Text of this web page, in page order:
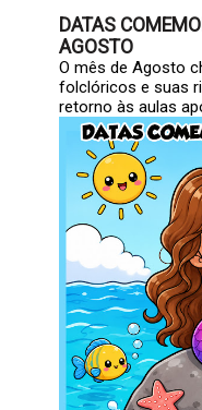
DATAS
AGOSTO
O mês de Agosto
folclóricos e suas
retorno às aulas